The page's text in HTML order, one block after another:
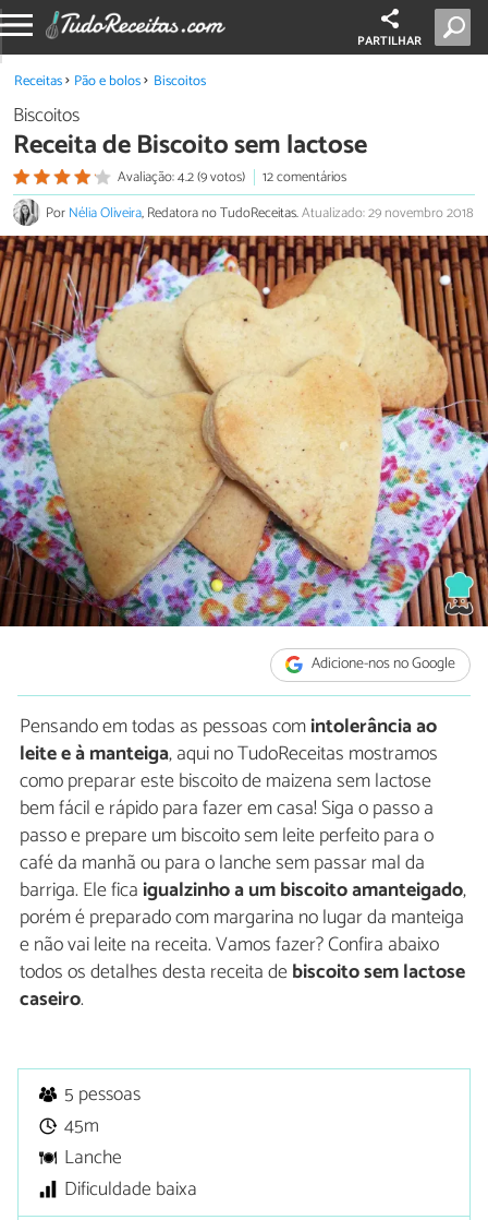
PARTILHAR
Receitas Pão e bolos Biscoitos
Biscoitos
Receita de Biscoito sem lactose
Avaliação: 4.2 (9 votos)
12 comentários
PorNélia Oliveira, Redatora no TudoReceitas.Atualizado: 29 novembro 2018
Adicione-nos no Google
Pensando em todas as pessoas comintolerância ao
leite e à manteiga, aqui no TudoReceitas mostramos
como preparar este biscoito de maizena sem lactose
bem fácil e rápido para fazer em casa! Siga o passo a
passo e prepare um biscoito sem leite perfeito para o
café da manhã ou para o lanche sem passar mal da
barriga. Ele fica igualzinho a um biscoito amanteigado,
porém é preparado com margarina no lugar da manteiga
e não vai leite na receita. Vamos fazer? Confira abaixo
todos os detalhes desta receita debiscoito sem lactose
caseiro.
5 pessoas
45m
Lanche
Dificuldade baixa